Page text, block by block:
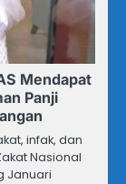
Mendapat
Panji
infak, dan
Nasional
Januari